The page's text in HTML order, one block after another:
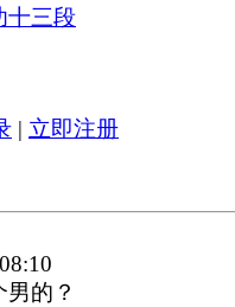
十三段
| 立即注册
的？